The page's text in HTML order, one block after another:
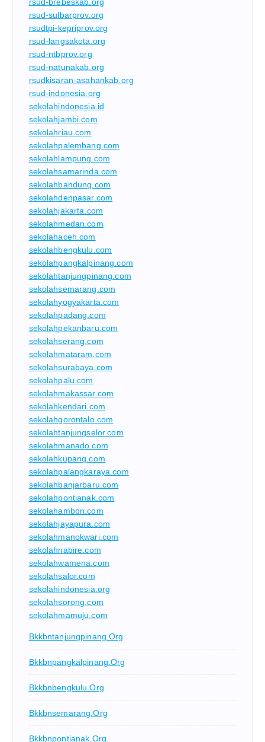
rsud-sulbarprov.org
rsudtpi-kepriprov.org
rsud-langsakota.org
rsud-ntbprov.org
rsud-natunakab.org
rsudkisaran-asahankab.org
rsud-indonesia.org
sekolahindonesia.id
sekolahjambi.com
sekolahriau.com
sekolahpalembang.com
sekolahlampung.com
sekolahsamarinda.com
sekolahbandung.com
sekolahdenpasar.com
sekolahjakarta.com
sekolahmedan.com
sekolahaceh.com
sekolahbengkulu.com
sekolahpangkalpinang.com
sekolahtanjungpinang.com
sekolahsemarang.com
sekolahyogyakarta.com
sekolahpadang.com
sekolahpekanbaru.com
sekolahserang.com
sekolahmataram.com
sekolahsurabaya.com
sekolahpalu.com
sekolahmakassar.com
sekolahkendari.com
sekolahgorontalo.com
sekolahtanjungselor.com
sekolahmanado.com
sekolahkupang.com
sekolahpalangkaraya.com
sekolahbanjarbaru.com
sekolahpontianak.com
sekolahambon.com
sekolahjayapura.com
sekolahmanokwari.com
sekolahnabire.com
sekolahwamena.com
sekolahsalor.com
sekolahindonesia.org
sekolahsorong.com
sekolahmamuju.com
Bkkbntanjungpinang.org
Bkkbnpangkalpinang.org
Bkkbnbengkulu.org
Bkkbnsemarang.org
Bkkbnpontianak.org